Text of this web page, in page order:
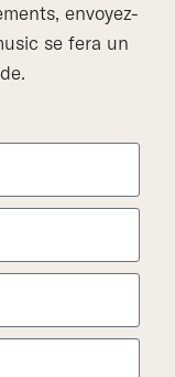
envoyez-
se fera un